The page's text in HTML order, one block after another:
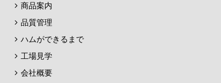
商品案内
品質管理
ハムができるまで
工場見学
会社概要